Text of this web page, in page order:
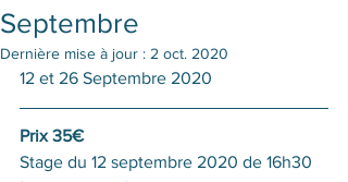
Septembre
Dernière mise à jour : 2 oct. 2020
12 et 26 Septembre 2020
Prix 35€
Stage du 12 septembre 2020 de 16h30